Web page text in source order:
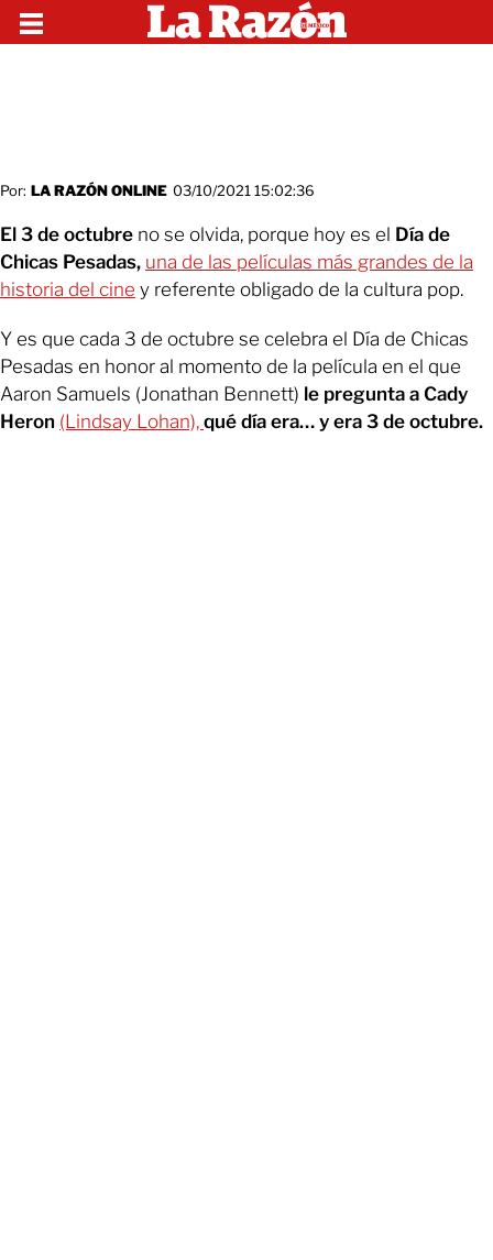
Por: LA RAZÓN ONLINE 03/10/2021 15:02:36
El 3 de octubre no se olvida, porque hoy es el Día de
Chicas Pesadas, una de las películas más grandes de la
historia del cine y referente obligado de la cultura pop.
Y es que cada 3 de octubre se celebra el Día de Chicas
Pesadas en honor al momento de la película en el que
Aaron Samuels (Jonathan Bennett) le pregunta a Cady
Heron (Lindsay Lohan), qué día era… y era 3 de octubre.